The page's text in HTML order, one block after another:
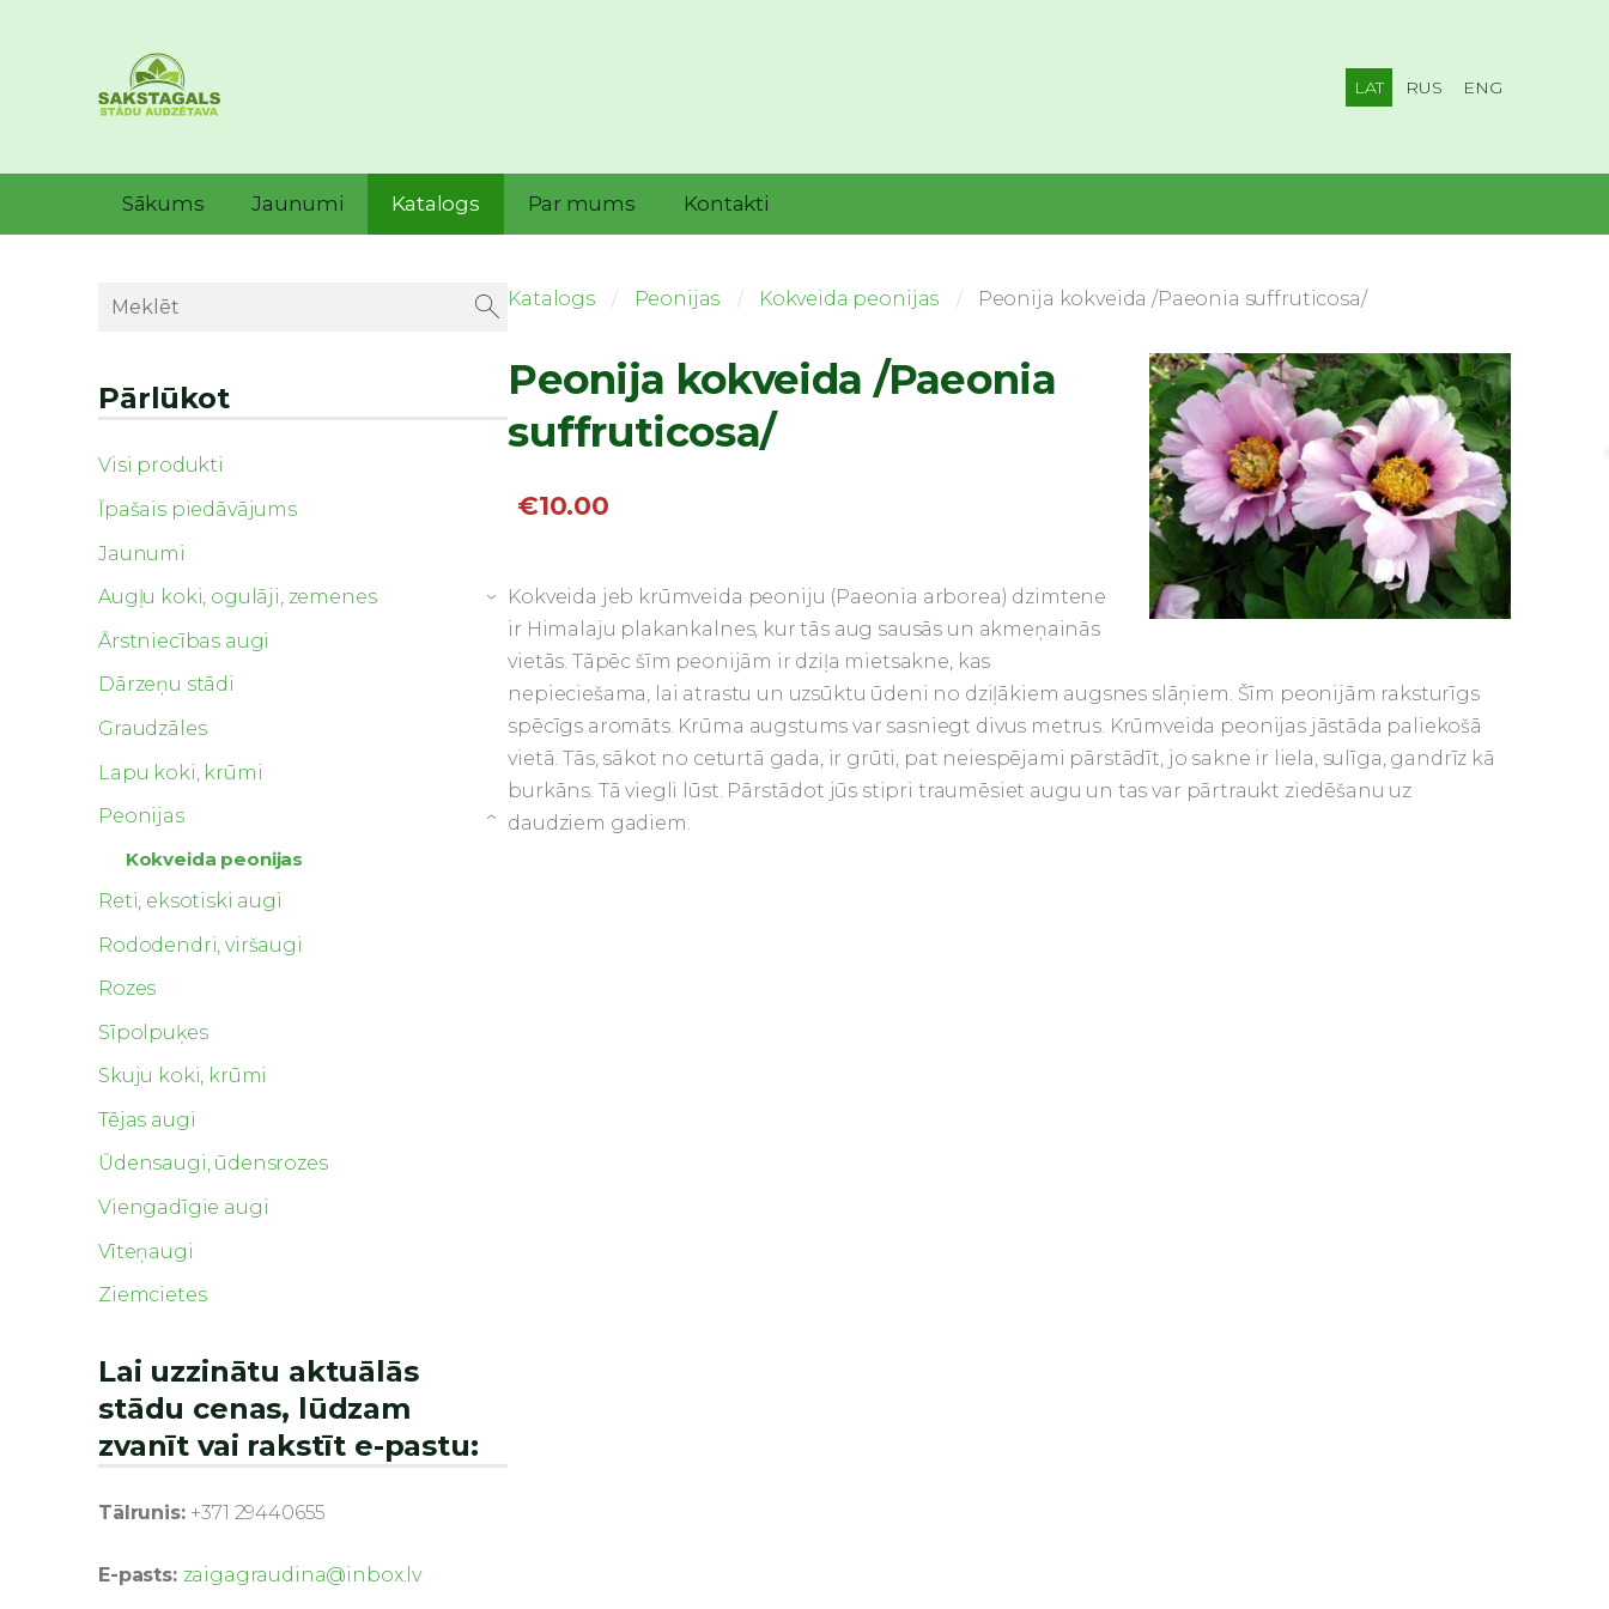
LAT RUS ENG
Sākums Jaunumi Katalogs Par mums Kontakti
Pārlūkot
Visi produkti
Īpašais piedāvājums
Jaunumi
Augļu koki, ogulāji, zemenes
›
Ārstniecības augi
Dārzeņu stādi
Graudzāles
Lapu koki, krūmi
Peonijas
Kokveida peonijas
›
Reti, eksotiski augi
Rododendri, viršaugi
Rozes
Sīpolpuķes
Skuju koki, krūmi
Tējas augi
Ūdensaugi, ūdensrozes
Viengadīgie augi
Vīteņaugi
Ziemcietes
Lai uzzinātu aktuālās
stādu cenas, lūdzam
zvanīt vai rakstīt e-pastu:
Tālrunis: +371 29440655
E-pasts: zaigagraudina@inbox.lv
Katalogs Peonijas Kokveida peonijas Peonija kokveida /Paeonia suffruticosa/
Peonija kokveida /Paeonia
suffruticosa/
€10.00
Kokveida jeb krūmveida peoniju (Paeonia arborea) dzimtene
ir Himalaju plakankalnes, kur tās aug sausās un akmeņainās
vietās. Tāpēc šīm peonijām ir dziļa mietsakne, kas
nepieciešama, lai atrastu un uzsūktu ūdeni no dziļākiem augsnes slāņiem. Šīm peonijām raksturīgs
spēcīgs aromāts. Krūma augstums var sasniegt divus metrus. Krūmveida peonijas jāstāda paliekošā
vietā. Tās, sākot no ceturtā gada, ir grūti, pat neiespējami pārstādīt, jo sakne ir liela, sulīga, gandrīz kā
burkāns. Tā viegli lūst. Pārstādot jūs stipri traumēsiet augu un tas var pārtraukt ziedēšanu uz
daudziem gadiem.